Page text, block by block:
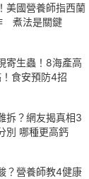
美國營養師指西蘭
煮法是關鍵
寄生蟲！8海產高
食安預防4招
拆？網友揭真相3
別 哪種更高鈣
？營養師教4健康